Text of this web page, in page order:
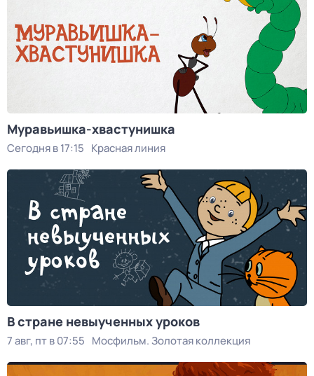
Муравьишка-хвастунишка
Сегодня в 17:15 Красная линия
В стране невыученных уроков
7 авг, пт в 07:55 Мосфильм. Золотая коллекция